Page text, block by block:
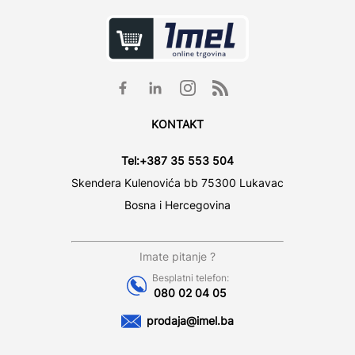
KONTAKT
Tel:+387 35 553 504
Skendera Kulenovića bb 75300 Lukavac
Bosna i Hercegovina
Imate pitanje ?
Besplatni telefon:
080 02 04 05
prodaja@imel.ba